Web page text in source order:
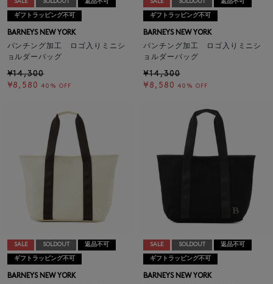
SALE SOLDOUT 返品不可
ギフトラッピング不可
BARNEYS NEW YORK
パンチング加工 ロゴ入りミニシ
ョルダーバッグ
¥14,300
¥8,580 40% OFF
SALE SOLDOUT 返品不可
ギフトラッピング不可
BARNEYS NEW YORK
パンチング加工 ロゴ入りミニシ
ョルダーバッグ
¥14,300
¥8,580 40% OFF
SALE SOLDOUT 返品不可
ギフトラッピング不可
BARNEYS NEW YORK
SALE SOLDOUT 返品不可
ギフトラッピング不可
BARNEYS NEW YORK